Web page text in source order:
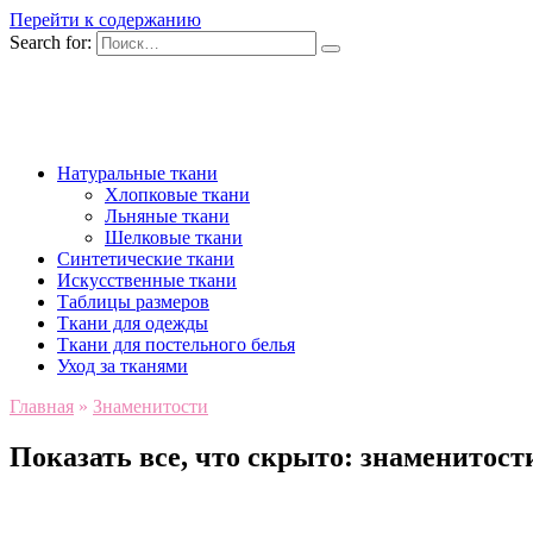
Перейти к содержанию
Search for:
Натуральные ткани
Хлопковые ткани
Льняные ткани
Шелковые ткани
Синтетические ткани
Искусственные ткани
Таблицы размеров
Ткани для одежды
Ткани для постельного белья
Уход за тканями
Главная » Знаменитости
Показать все, что скрыто: